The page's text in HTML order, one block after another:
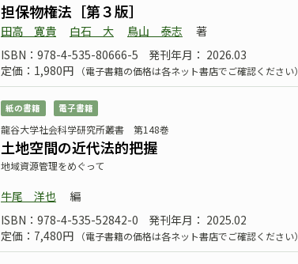
担保物権法［第３版］
田高 寛貴 白石 大 鳥山 泰志
著
ISBN：978-4-535-80666-5
発刊年月： 2026.03
定価：1,980円
（電子書籍の価格は各ネット書店でご確認ください）
紙の書籍 電子書籍
龍谷大学社会科学研究所叢書 第148巻
土地空間の近代法的把握
地域資源管理をめぐって
牛尾 洋也
編
ISBN：978-4-535-52842-0
発刊年月： 2025.02
定価：7,480円
（電子書籍の価格は各ネット書店でご確認ください）